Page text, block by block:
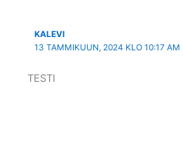
KALEVI
13 TAMMIKUUN, 2024 KLO 10:17 AM
TESTI